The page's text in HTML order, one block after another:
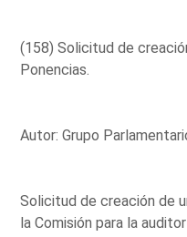
(158) Solicitud de
Ponencias.
Autor: Grupo
Solicitud de creación de
la Comisión para la